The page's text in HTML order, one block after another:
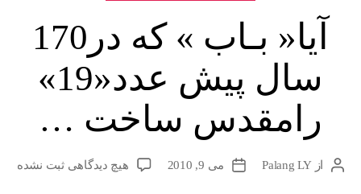
آیا« بـاب » که در170
سال پیش عدد«19»
رامقدس ساخت …
نویسندهٔ
ازPalang LY
تاریخمی 9, 2010 هیچ دیدگاهیبرای
ثبت نشده